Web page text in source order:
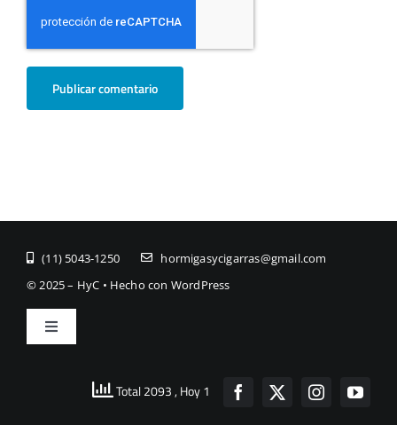
(11) ­5043-1250
hormigasycigarras@gmail.com
© 2025 – HyC • Hecho con WordPress
Toggle
Total 2093 , Hoy 1